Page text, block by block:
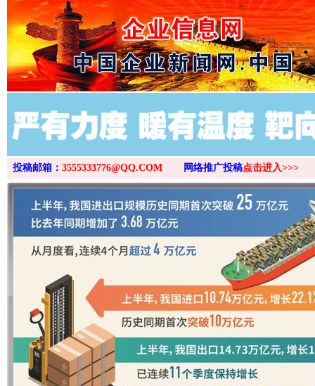
>
投稿邮箱： 3555333776@QQ.COM 网络推广投稿点击进入>>>